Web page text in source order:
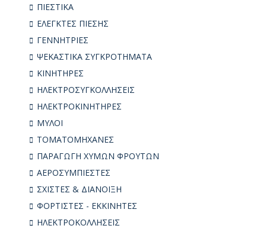
ΠΙΕΣΤΙΚΑ
ΕΛΕΓΚΤΕΣ ΠΙΕΣΗΣ
ΓΕΝΝΗΤΡΙΕΣ
ΨΕΚΑΣΤΙΚΑ ΣΥΓΚΡΟΤΗΜΑΤΑ
ΚΙΝΗΤΗΡΕΣ
ΗΛΕΚΤΡΟΣΥΓKΟΛΛΗΣΕΙΣ
ΗΛΕΚΤΡΟΚΙΝΗΤΗΡΕΣ
ΜΥΛΟΙ
ΤΟΜΑΤΟΜΗΧΑΝΕΣ
ΠΑΡΑΓΩΓΗ ΧΥΜΩΝ ΦΡΟΥΤΩΝ
ΑΕΡΟΣΥΜΠΙΕΣΤΕΣ
ΣΧΙΣΤΕΣ & ΔΙΑΝΟΙΞΗ
ΦΟΡΤΙΣΤΕΣ - ΕΚΚΙΝΗΤΕΣ
ΗΛΕΚΤΡΟΚΟΛΛΗΣΕΙΣ